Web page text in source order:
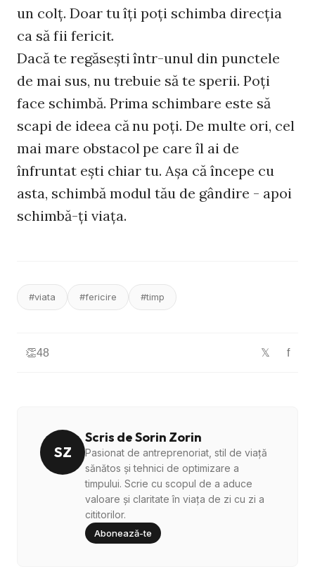
un colţ. Doar tu îţi poţi schimba direcţia
ca să fii fericit.
Dacă te regăseşti într-unul din punctele
de mai sus, nu trebuie să te sperii. Poţi
face schimbă. Prima schimbare este să
scapi de ideea că nu poţi. De multe ori, cel
mai mare obstacol pe care îl ai de
înfruntat eşti chiar tu. Aşa că începe cu
asta, schimbă modul tău de gândire - apoi
schimbă-ţi viaţa.
#viata #fericire #timp
👏48 𝕏 f
SZ
Scris de Sorin Zorin
Pasionat de antreprenoriat, stil de viață
sănătos și tehnici de optimizare a
timpului. Scrie cu scopul de a aduce
valoare și claritate în viața de zi cu zi a
cititorilor.
Abonează-te